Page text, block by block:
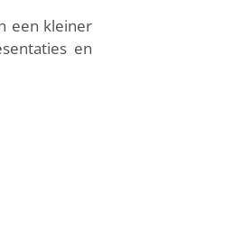
een kleiner
en